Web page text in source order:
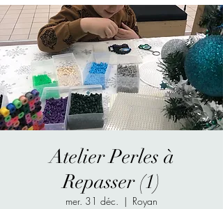
Atelier Perles à
Repasser (1)
mer. 31 déc.
  |
Royan